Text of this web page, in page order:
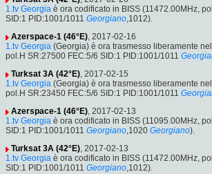
1.tv Georgia è ora codificato in BISS (11472.00MHz,
SID:1 PID:1001/1011 Georgiano,1012).
Azerspace-1 (46°E), 2017-02-16
1.tv Georgia (Georgia) è ora trasmesso liberamente
pol.H SR:27500 FEC:5/6 SID:1 PID:1001/1011
Turksat 3A (42°E), 2017-02-15
1.tv Georgia (Georgia) è ora trasmesso liberamente
pol.H SR:23450 FEC:5/6 SID:1 PID:1001/1011
Azerspace-1 (46°E), 2017-02-13
1.tv Georgia è ora codificato in BISS (11095.00MHz,
SID:1 PID:1001/1011 Georgiano,1020 Georgiano).
Turksat 3A (42°E), 2017-02-13
1.tv Georgia è ora codificato in BISS (11472.00MHz,
SID:1 PID:1001/1011 Georgiano,1012).